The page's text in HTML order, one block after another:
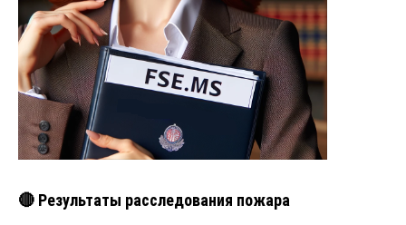
🔴 Результаты расследования пожара